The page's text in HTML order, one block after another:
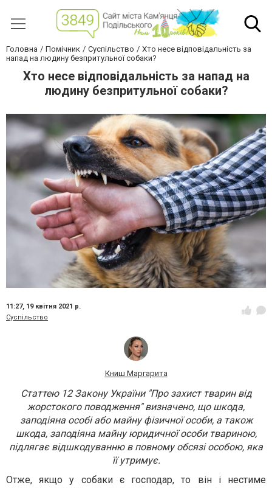
Головна Помічник Суспільство
Хто несе відповідальність за
напад на людину безпритульної собаки?
Хто несе відповідальність за напад на
людину безпритульної собаки?
11:27, 19 квітня 2021 р.
Суспільство
Книш Маргарита
Статтею 12 Закону України "Про захист тварин від
жорстокого поводження" визначено, що шкода,
заподіяна особі або майну фізичної особи, а також
шкода, заподіяна майну юридичної особи твариною,
підлягає відшкодуванню в повному обсязі особою, яка
її утримує.
Отже, якщо у собаки є господар, то він і нестиме